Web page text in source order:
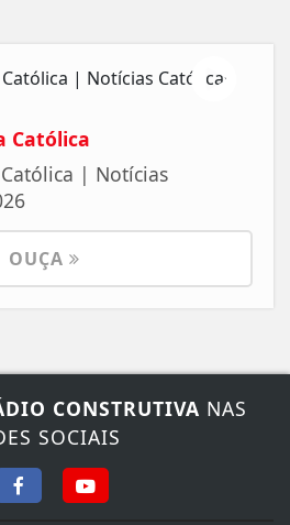
Católica
| Notícias
OUÇA
CONSTRUTIVA NAS
SOCIAIS